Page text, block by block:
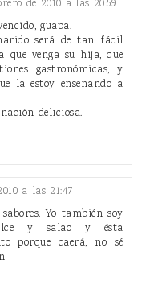
de 2010 a las 20:59
guapa.
será de tan fácil
que venga su hija, que
gastronómicas, y
la estoy enseñando a
deliciosa.
a las 21:47
Yo también soy
y salao y ésta
porque caerá, no sé